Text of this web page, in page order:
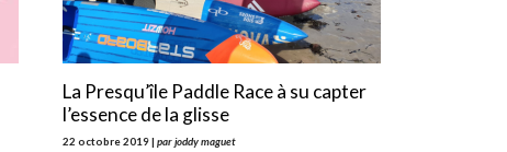
La Presqu’île Paddle Race à su capter
l’essence de la glisse
22 octobre 2019 | par joddy maguet